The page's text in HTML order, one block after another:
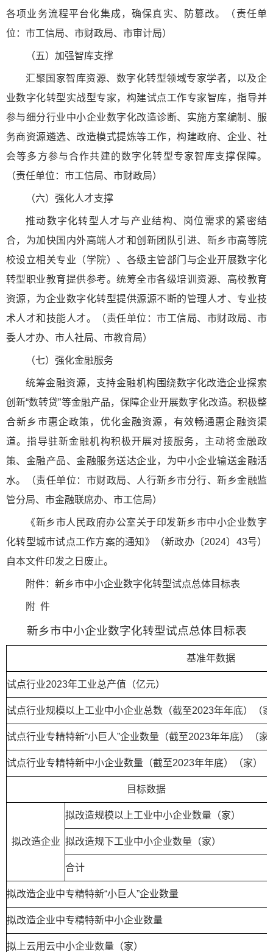
各项业务流程平台化集成，确保真实、防篡改。（责任单
位：市工信局、市财政局、市审计局）
（五）加强智库支撑
汇聚国家智库资源、数字化转型领域专家学者，以及企
业数字化转型实战型专家，构建试点工作专家智库，指导并
参与细分行业中小企业数字化改造诊断、实施方案编制、服
务商资源遴选、改造模式提炼等工作，构建政府、企业、社
会等多方参与合作共建的数字化转型专家智库支撑保障。
（责任单位：市工信局、市财政局）
（六）强化人才支撑
推动数字化转型人才与产业结构、岗位需求的紧密结
合，为加快国内外高端人才和创新团队引进、新乡市高等院
校设立相关专业（学院）、各级主管部门与企业开展数字化
转型职业教育提供参考。统筹全市各级培训资源、高校教育
资源，为企业数字化转型提供源源不断的管理人才、专业技
术人才和技能人才。（责任单位：市工信局、市财政局、市
委人才办、市人社局、市教育局）
（七）强化金融服务
统筹金融资源，支持金融机构围绕数字化改造企业探索
创新“数转贷”等金融产品，保障企业开展数字化改造。积极整
合新乡市惠企政策，优化金融资源，有效畅通惠企融资渠
道。指导驻新金融机构积极开展对接服务，主动将金融政
策、金融产品、金融服务送达企业，为中小企业输送金融活
水。（责任单位：市财政局、人行新乡市分行、新乡金融监
管分局、市金融联席办、市工信局）
《新乡市人民政府办公室关于印发新乡市中小企业数字
化转型城市试点工作方案的通知》（新政办〔2024〕43号）
自本文件印发之日废止。
附件：新乡市中小企业数字化转型试点总体目标表
附 件
新乡市中小企业数字化转型试点总体目标表
基准年数据
试点行业2023年工业总产值（亿元）
试点行业规模以上工业中小企业总数（截至2023年年底）（
试点行业专精特新“小巨人”企业数量（截至2023年年底）（家
试点行业专精特新中小企业数量（截至2023年年底）（家）
目标数据
拟改造企业
拟改造规模以上工业中小企业数量（家）
拟改造规下工业中小企业数量（家）
合计
拟改造企业中专精特新“小巨人”企业数量
拟改造企业中专精特新中小企业数量
拟上云用云中小企业数量（家）